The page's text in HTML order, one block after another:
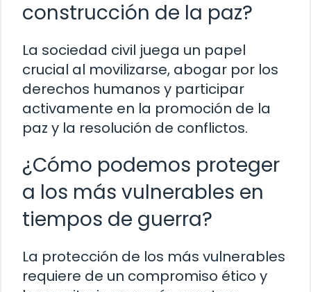
construcción de la paz?
La sociedad civil juega un papel
crucial al movilizarse, abogar por los
derechos humanos y participar
activamente en la promoción de la
paz y la resolución de conflictos.
¿Cómo podemos proteger
a los más vulnerables en
tiempos de guerra?
La protección de los más vulnerables
requiere de un compromiso ético y